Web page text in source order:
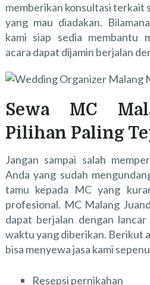
memberikan konsultasi terkait
yang mau diadakan.
kami siap sedia membantu
acara dapat dijamin berjalan
Sewa MC
Pilihan Paling
Jangan sampai salah
Anda yang sudah
tamu kepada MC yang
profesional. MC Malang
dapat berjalan dengan
waktu yang diberikan. Berikut
bisa menyewa jasa kami
Resepsi pernikahan